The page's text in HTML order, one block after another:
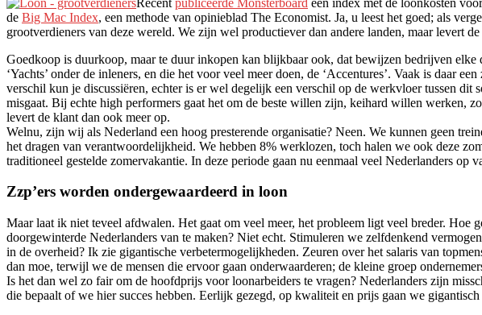
de Big Mac Index, een methode van opinieblad The Economist. Ja, u leest het goed; als
grootverdieners van deze wereld. We zijn wel productiever dan andere landen, maar levert
Goedkoop is duurkoop, maar te duur inkopen kan blijkbaar ook, dat bewijzen bedrijven
‘Yachts’ onder de inleners, en die het voor veel meer doen, de ‘Accentures’. Vaak is daar
verschil kun je discussiëren, echter is er wel degelijk een verschil op de werkvloer tussen
misgaat. Bij echte high performers gaat het om de beste willen zijn, keihard willen werken,
levert de klant dan ook meer op.
Welnu, zijn wij als Nederland een hoog presterende organisatie? Neen. We kunnen geen
het dragen van verantwoordelijkheid. We hebben 8% werklozen, toch halen we ook deze
traditioneel gestelde zomervakantie. In deze periode gaan nu eenmaal veel Nederlanders
Zzp’ers worden ondergewaardeerd in loon
Maar laat ik niet teveel afdwalen. Het gaat om veel meer, het probleem ligt veel breder.
doorgewinterde Nederlanders van te maken? Niet echt. Stimuleren we zelfdenkend
in de overheid? Ik zie gigantische verbetermogelijkheden. Zeuren over het salaris van
dan moe, terwijl we de mensen die ervoor gaan onderwaarderen; de kleine groep
Is het dan wel zo fair om de hoofdprijs voor loonarbeiders te vragen? Nederlanders zijn
die bepaalt of we hier succes hebben. Eerlijk gezegd, op kwaliteit en prijs gaan we